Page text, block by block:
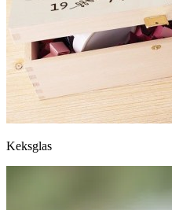
Keksglas